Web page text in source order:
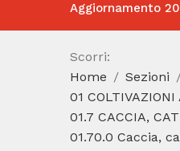
Aggiornamento
Scorri:
Home
Sezioni
01 COLTIVAZIONI
01.7 CACCIA,
01.70.0 Caccia,